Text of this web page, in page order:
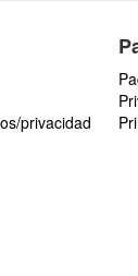
privacidad